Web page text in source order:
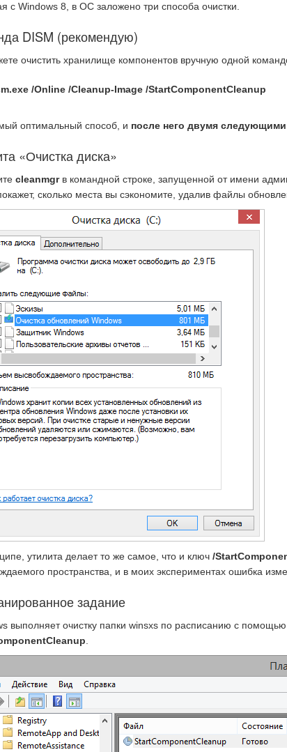
с Windows 8, в ОС заложено три способа очистки.
DISM (рекомендую)
очистить хранилище компонентов вручную одной
/Online /Cleanup-Image /StartComponentCleanup
оптимальный способ, и после него двумя
«Очистка диска»
cleanmgrв командной строке, запущенной от имени
сколько места вы сэкономите, удалив файлы
утилита делает то же самое, что и ключ /
пространства, и в моих экспериментах ошибка
задание
выполняет очистку папки winsxs по расписанию с